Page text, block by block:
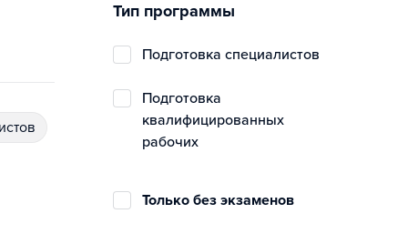
Тип программы
подготовка специалистов
подготовка
квалифицированных
рабочих
Только без экзаменов